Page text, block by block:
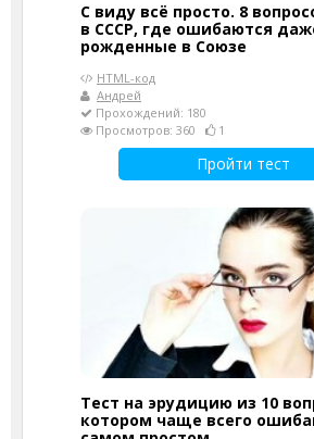
С виду всё просто. 8
в СССР, где ошибаются
рожденные в Союзе
HTML-код
Андрей
Прохождений: 180
Просмотров: 360
1
Пройти тест
Тест на эрудицию из 10
котором чаще всего